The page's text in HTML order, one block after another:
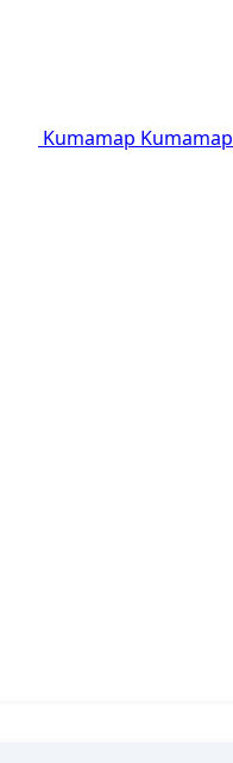
Kumamap Kumamap